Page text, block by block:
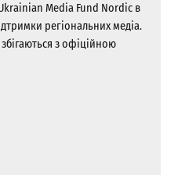
Media Fund Nordic в
регіональних медіа.
з офіційною